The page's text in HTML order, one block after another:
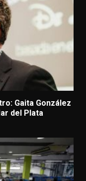
Gaita González
del Plata